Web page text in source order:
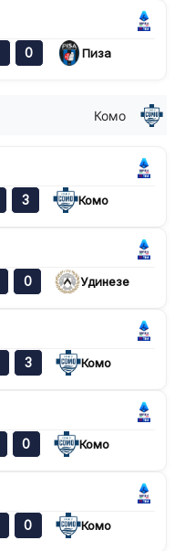
0 Пиза
Комо
3 Комо
0 Удинезе
3 Комо
0 Комо
0 Комо